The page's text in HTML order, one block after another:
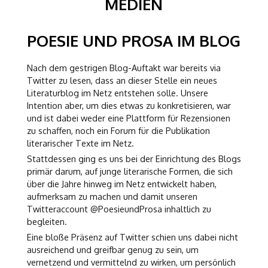
POESIE UND PROSA IM BLOG
Nach dem gestrigen Blog-Auftakt war bereits via
Twitter zu lesen, dass an dieser Stelle ein neues
Literaturblog im Netz entstehen solle. Unsere
Intention aber, um dies etwas zu konkretisieren, war
und ist dabei weder eine Plattform für Rezensionen
zu schaffen, noch ein Forum für die Publikation
literarischer Texte im Netz.
Stattdessen ging es uns bei der Einrichtung des Blogs
primär darum, auf junge literarische Formen, die sich
über die Jahre hinweg im Netz entwickelt haben,
aufmerksam zu machen und damit unseren
Twitteraccount @PoesieundProsa inhaltlich zu
begleiten.
Eine bloße Präsenz auf Twitter schien uns dabei nicht
ausreichend und greifbar genug zu sein, um
vernetzend und vermittelnd zu wirken, um persönlich